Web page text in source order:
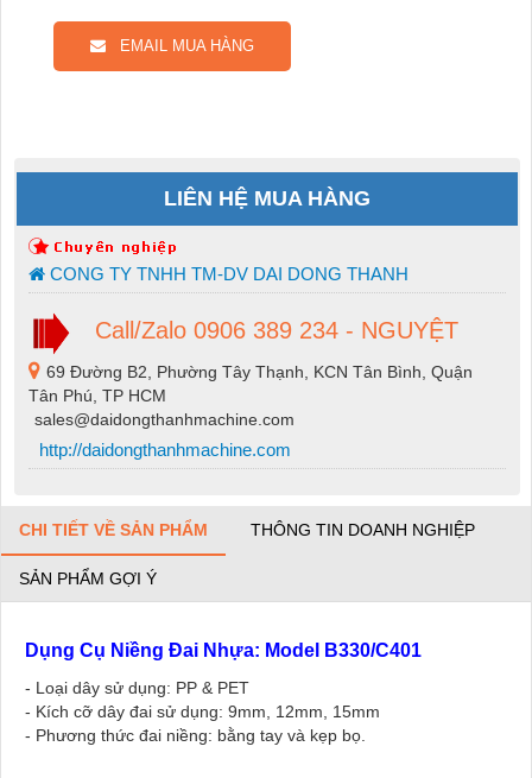
EMAIL MUA HÀNG
LIÊN HỆ MUA HÀNG
CONG TY TNHH TM-DV DAI DONG THANH
Call/Zalo 0906 389 234 - NGUYỆT
69 Đường B2, Phường Tây Thạnh, KCN Tân Bình, Quận
Tân Phú, TP HCM
sales@daidongthanhmachine.com
http://daidongthanhmachine.com
CHI TIẾT VỀ SẢN PHẨM THÔNG TIN DOANH NGHIỆP
SẢN PHẨM GỢI Ý
Dụng Cụ Niềng Đai Nhựa: Model B330/C401
- Loại dây sử dụng: PP & PET
- Kích cỡ dây đai sử dụng: 9mm, 12mm, 15mm
- Phương thức đai niềng: bằng tay và kẹp bọ.